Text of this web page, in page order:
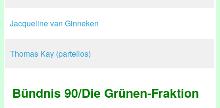
Jacqueline van Ginneken
Thomas Kay (parteilos)
Bündnis 90/Die Grünen-Fraktion